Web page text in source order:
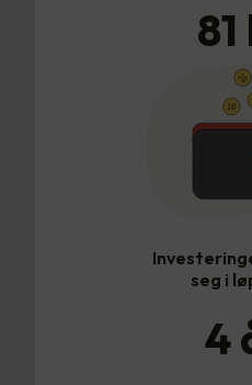
81
seg i
4